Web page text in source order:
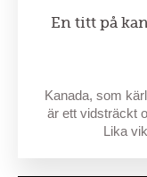
En titt på
Kanada, som
är ett vidsträckt
Lika